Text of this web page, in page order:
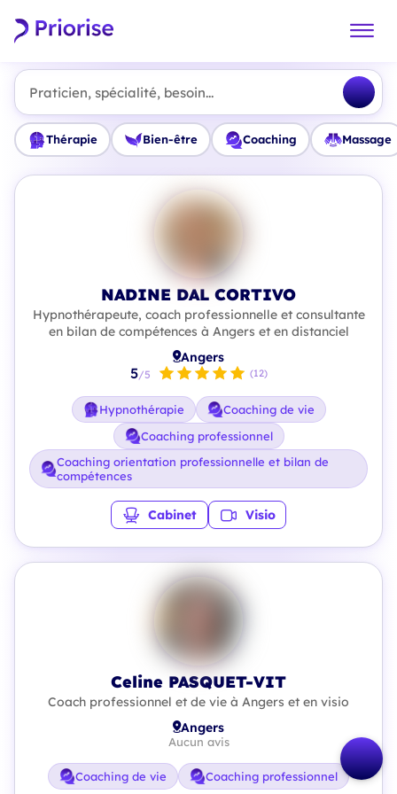
Praticien, spécialité, besoin...
Thérapie Bien-être Coaching Massage
NADINE DAL CORTIVO
Hypnothérapeute, coach professionnelle et consultante
en bilan de compétences à Angers et en distanciel
Angers
5/5 (12)
Hypnothérapie
Coaching de vie
Coaching professionnel
Coaching orientation professionnelle et bilan de
compétences
Cabinet Visio
Celine PASQUET-VIT
Coach professionnel et de vie à Angers et en visio
Angers
Aucun avis
Coaching de vie Coaching professionnel